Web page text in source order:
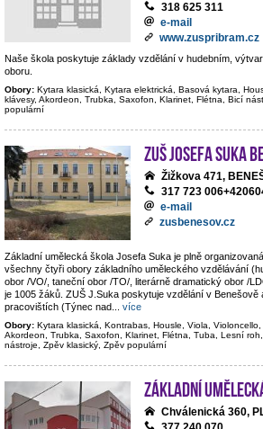
318 625 311
e-mail
www.zuspribram.cz
Naše škola poskytuje základy vzdělání v hudebním,
oboru.
Obory: Kytara klasická, Kytara elektrická, Basová kytara,
klávesy, Akordeon, Trubka, Saxofon, Klarinet, Flétna, Bicí
populární
ZUŠ Josefa Suka
Žižkova 471,
317 723
e-mail
zusbenesov.cz
Základní umělecká škola Josefa Suka je plně
všechny čtyři obory základního uměleckého vzdělávání
obor /VO/, taneční obor /TO/, literárně dramatický obor /
je 1005 žáků. ZUŠ J.Suka poskytuje vzdělání v Benešově
pracovištích (Týnec nad
více
Obory: Kytara klasická, Kontrabas, Housle, Viola, Violoncello,
Akordeon, Trubka, Saxofon, Klarinet, Flétna, Tuba, Lesní
nástroje, Zpěv klasický, Zpěv populární
Základní
Chválenická 360,